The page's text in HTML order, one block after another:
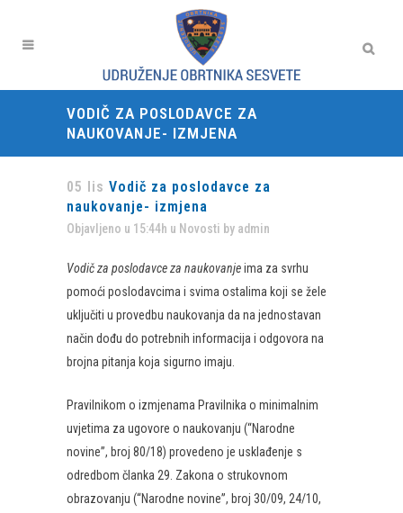
VODIČ ZA POSLODAVCE ZA
NAUKOVANJE- IZMJENA
05 lis Vodič za poslodavce za
naukovanje- izmjena
Objavljeno u 15:44h u Novosti by admin
Vodič za poslodavce za naukovanjeima za svrhu
pomoći poslodavcima i svima ostalima koji se žele
uključiti u provedbu naukovanja da na jednostavan
način dođu do potrebnih informacija i odgovora na
brojna pitanja koja sigurno imaju.
Pravilnikom o izmjenama Pravilnika o minimalnim
uvjetima za ugovore o naukovanju (“Narodne
novine”, broj 80/18) provedeno je usklađenje s
odredbom članka 29. Zakona o strukovnom
obrazovanju (“Narodne novine”, broj 30/09, 24/10,